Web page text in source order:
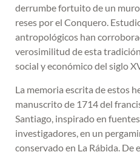
derrumbe fortuito de un
reses por el Conquero.
antropológicos han
verosimilitud de esta
social y económico del siglo
La memoria escrita de estos
manuscrito de 1714 del
Santiago, inspirado en
investigadores, en un
conservado en La Rábida.